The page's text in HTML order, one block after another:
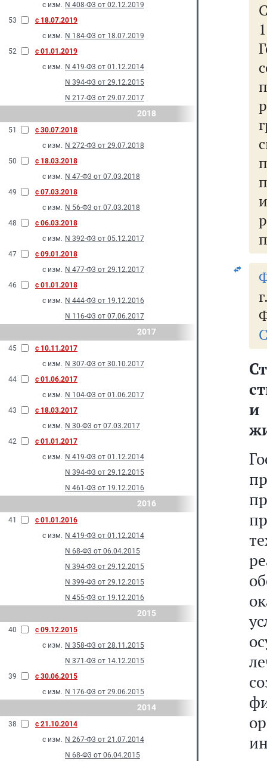
с изм. N 408-Ф3 от 02.12.2019
53
с 18.07.2019
с изм. N 184-Ф3 от 18.07.2019
52
с 01.01.2019
с изм. N 419-Ф3 от 01.12.2014
N 394-Ф3 от 29.12.2015
N 217-Ф3 от 29.07.2017
2018
51
с 30.07.2018
с изм. N 272-Ф3 от 29.07.2018
50
с 18.03.2018
с изм. N 47-Ф3 от 07.03.2018
49
с 07.03.2018
с изм. N 56-Ф3 от 07.03.2018
48
с 06.03.2018
с изм. N 392-Ф3 от 05.12.2017
47
с 09.01.2018
с изм. N 477-Ф3 от 29.12.2017
46
с 01.01.2018
с изм. N 444-Ф3 от 19.12.2016
N 116-Ф3 от 07.06.2017
2017
45
с 10.11.2017
с изм. N 307-Ф3 от 30.10.2017
44
с 01.06.2017
с изм. N 104-Ф3 от 01.06.2017
43
с 18.03.2017
с изм. N 30-Ф3 от 07.03.2017
42
с 01.01.2017
с изм. N 419-Ф3 от 01.12.2014
N 394-Ф3 от 29.12.2015
N 461-Ф3 от 19.12.2016
2016
41
с 01.01.2016
с изм. N 419-Ф3 от 01.12.2014
N 68-Ф3 от 06.04.2015
N 394-Ф3 от 29.12.2015
N 399-Ф3 от 29.12.2015
N 455-Ф3 от 19.12.2016
2015
40
с 09.12.2015
с изм. N 358-Ф3 от 28.11.2015
N 371-Ф3 от 14.12.2015
39
с 30.06.2015
с изм. N 176-Ф3 от 29.06.2015
2014
38
с 21.10.2014
с изм. N 267-Ф3 от 21.07.2014
N 68-Ф3 от 06.04.2015
и